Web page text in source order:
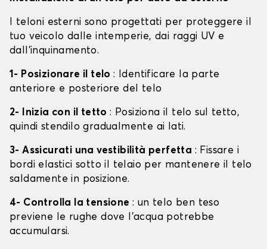
I teloni esterni sono progettati per proteggere il
tuo veicolo dalle intemperie, dai raggi UV e
dall'inquinamento.
1- Posizionare il telo: Identificare la parte
anteriore e posteriore del telo
2- Inizia con il tetto: Posiziona il telo sul tetto,
quindi stendilo gradualmente ai lati.
3- Assicurati una vestibilità perfetta : Fissare i
bordi elastici sotto il telaio per mantenere il telo
saldamente in posizione.
4- Controlla la tensione : un telo ben teso
previene le rughe dove l'acqua potrebbe
accumularsi.